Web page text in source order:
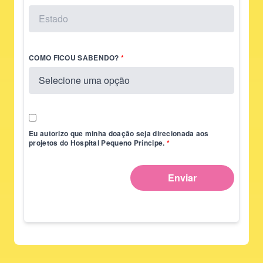
COMO FICOU SABENDO?
Eu autorizo que minha doação seja direcionada aos
projetos do Hospital Pequeno Príncipe.
Enviar